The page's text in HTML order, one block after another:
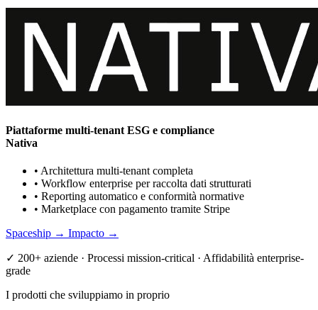
Piattaforme multi-tenant ESG e compliance
Nativa
• Architettura multi-tenant completa
• Workflow enterprise per raccolta dati strutturati
• Reporting automatico e conformità normative
• Marketplace con pagamento tramite Stripe
Spaceship → Impacto →
✓ 200+ aziende · Processi mission-critical · Affidabilità enterprise-
grade
I prodotti che sviluppiamo in proprio